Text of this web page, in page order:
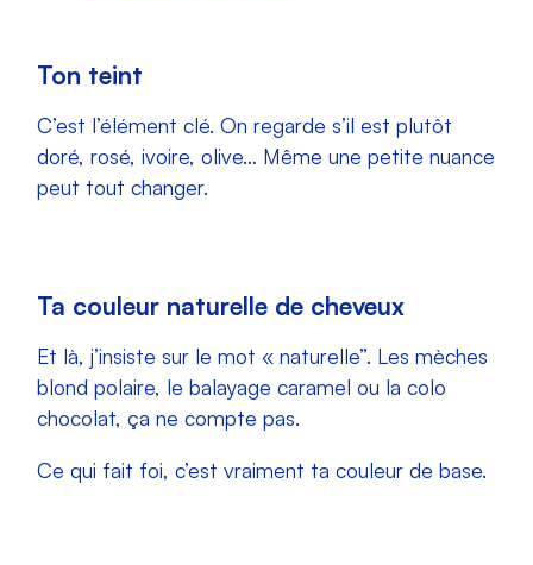
Ton teint
C’est l’élément clé. On regarde s’il est plutôt
doré, rosé, ivoire, olive… Même une petite nuance
peut tout changer.
Ta couleur naturelle de cheveux
Et là, j’insiste sur le mot « naturelle”. Les mèches
blond polaire, le balayage caramel ou la colo
chocolat, ça ne compte pas.
Ce qui fait foi, c’est vraiment ta couleur de base.